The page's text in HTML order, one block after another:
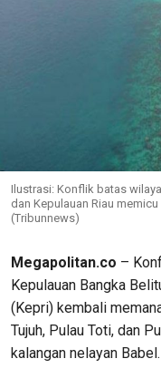
Ilustrasi: Konflik batas
dan Kepulauan Riau
(Tribunnews)
Megapolitan.co –
Kepulauan Bangka
(Kepri) kembali
Tujuh, Pulau Toti, dan
kalangan nelayan Babel.